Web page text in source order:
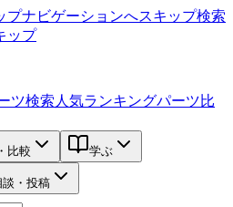
プナビゲーションへスキップ検索
ップ
ツ検索 人気ランキングパーツ比
比較 学ぶ
談・投稿